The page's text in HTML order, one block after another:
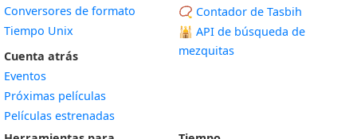
Conversores de formato
Tiempo Unix
Cuenta atrás
Eventos
Próximas películas
Películas estrenadas
📿 Contador de Tasbih
🕌 API de búsqueda de
mezquitas